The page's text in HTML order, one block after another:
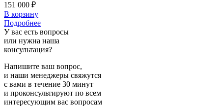
151 000 ₽
В корзину
Подробнее
У вас есть вопросы
или нужна наша
консультация?
Напишите ваш вопрос,
и наши менеджеры свяжутся
с вами в течение 30 минут
и проконсультируют по всем
интересующим вас вопросам